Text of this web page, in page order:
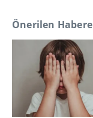
Önerilen